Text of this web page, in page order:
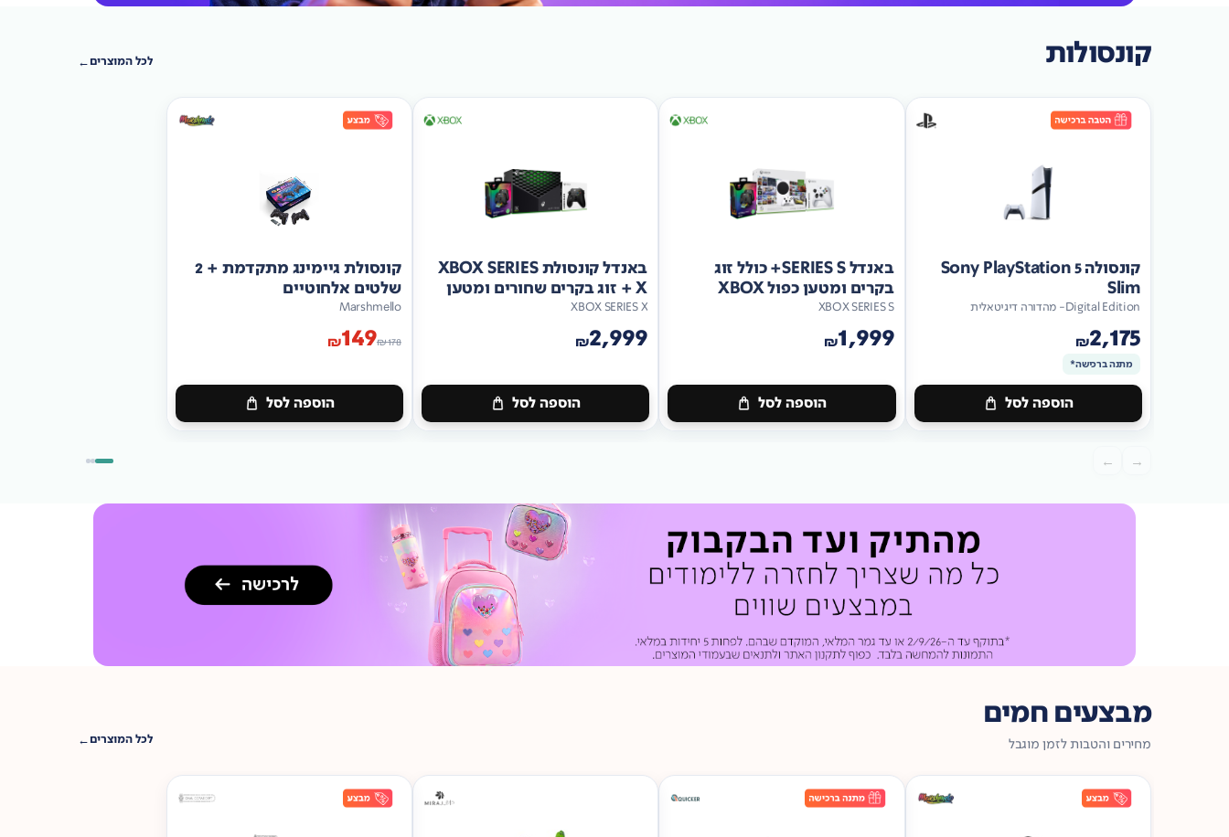
קונסולות לכל המוצרים
קונסולה Sony PlayStation 5
Slim
Digital Edition- מהדורה דיגיטאלית
₪2,175
מתנה ברכישה*
הוספה לסל
ברכישה*
באנדל SERIES S+ כולל זוג
בקרים ומטען כפול XBOX
XBOX SERIES S
₪1,999
הוספה לסל
באנדל קונסולת XBOX SERIES
X + זוג בקרים שחורים ומטען
PDP כפול
XBOX SERIES X
₪2,999
הוספה לסל
קונסולת גיימינג מתקדמת + 2
שלטים אלחוטיים
Marshmello
₪178
₪149
הוספה לסל
→
←
מבצעים חמים
מחירים והטבות לזמן מוגבל לכל המוצרים